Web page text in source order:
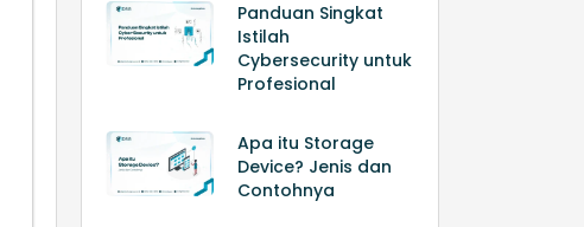
Panduan Singkat
Istilah
Cybersecurity untuk
Profesional
Apa itu Storage
Device? Jenis dan
Contohnya